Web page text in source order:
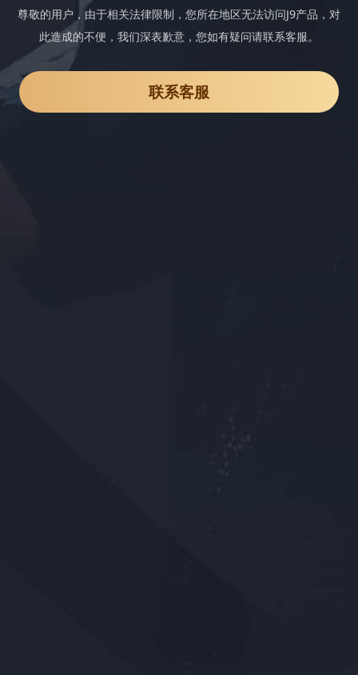
尊敬的用户，由于相关法律限制，您所在地区无法访问J9产品，对
此造成的不便，我们深表歉意，您如有疑问请联系客服。
联系客服